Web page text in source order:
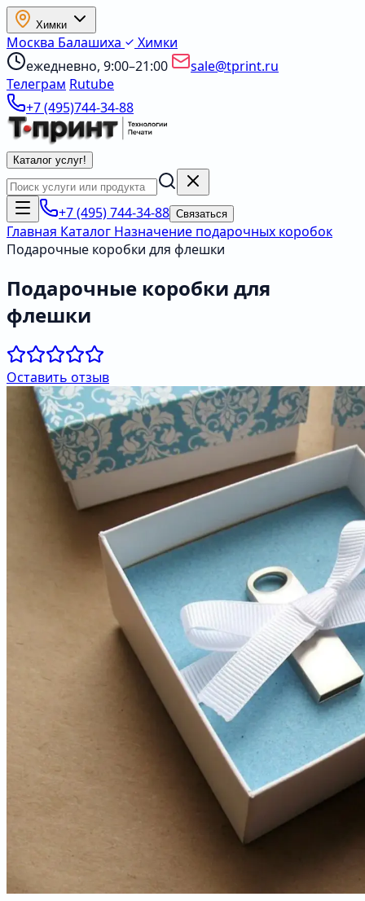
Химки
Москва Балашиха
Химки
ежедневно, 9:00–21:00
sale@tprint.ru
Телеграм Rutube
+7 (495)744-34-88
Каталог услуг!
+7 (495) 744-34-88 Связаться
Главная Каталог Назначение подарочных коробок
Подарочные коробки для флешки
Подарочные коробки для
флешки
Оставить отзыв